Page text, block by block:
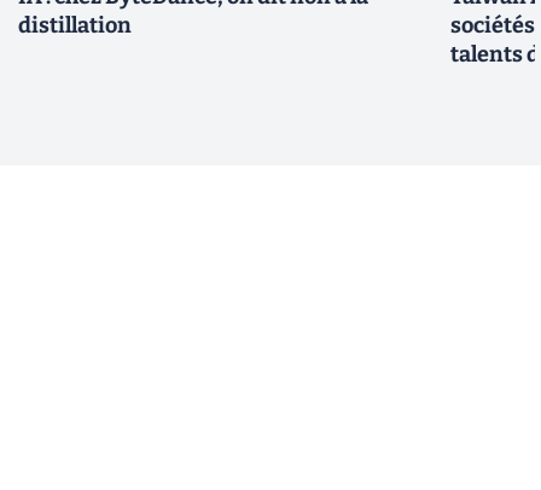
distillation
sociétés
talents